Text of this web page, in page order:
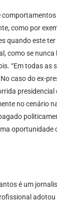
como por
quando este
como se
“Em todas as
caso do ex-
presidencial
no cenário
oportunidade
é um
adotou